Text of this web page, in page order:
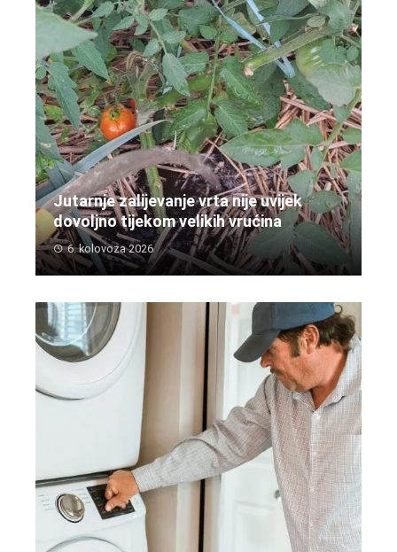
Jutarnje zalijevanje vrta nije uvijek
dovoljno tijekom velikih vrućina
6. kolovoza 2026